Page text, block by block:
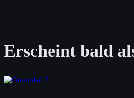
Erscheint bald